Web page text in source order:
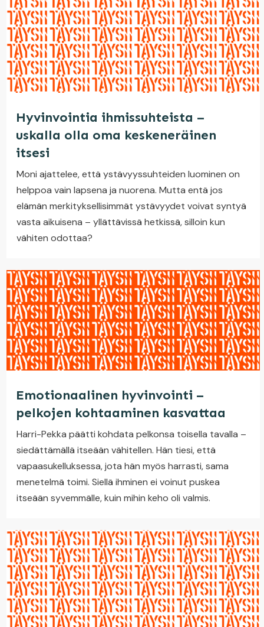
Hyvinvointia ihmissuhteista –
uskalla olla oma keskeneräinen
itsesi
Moni ajattelee, että ystävyyssuhteiden luominen on
helppoa vain lapsena ja nuorena. Mutta entä jos
elämän merkityksellisimmät ystävyydet voivat syntyä
vasta aikuisena – yllättävissä hetkissä, silloin kun
vähiten odottaa?
Emotionaalinen hyvinvointi –
pelkojen kohtaaminen kasvattaa
Harri-Pekka päätti kohdata pelkonsa toisella tavalla –
siedättämällä itseään vähitellen. Hän tiesi, että
vapaasukelluksessa, jota hän myös harrasti, sama
menetelmä toimi. Siellä ihminen ei voinut puskea
itseään syvemmälle, kuin mihin keho oli valmis.